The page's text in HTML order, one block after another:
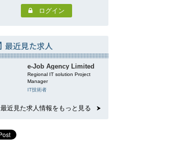
最近見た求人
e-Job Agency Limited
Regional IT solution Project
Manager
IT技術者
最近見た求人情報をもっと見る